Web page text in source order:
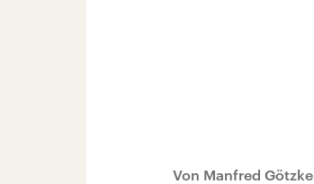
Von Manfred Götzke